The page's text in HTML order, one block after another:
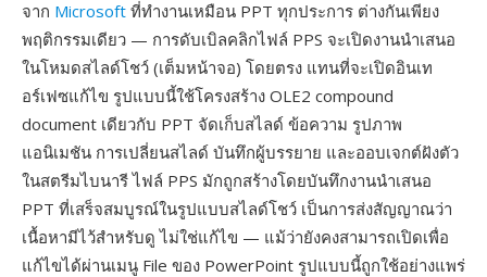
จาก Microsoft ที่ทำงานเหมือน PPT ทุกประการ ต่างกันเพียง
พฤติกรรมเดียว — การดับเบิลคลิกไฟล์ PPS จะเปิดงานนำเสนอ
ในโหมดสไลด์โชว์ (เต็มหน้าจอ) โดยตรง แทนที่จะเปิดอินเท
อร์เฟซแก้ไข รูปแบบนี้ใช้โครงสร้าง OLE2 compound
document เดียวกับ PPT จัดเก็บสไลด์ ข้อความ รูปภาพ
แอนิเมชัน การเปลี่ยนสไลด์ บันทึกผู้บรรยาย และออบเจกต์ฝังตัว
ในสตรีมไบนารี ไฟล์ PPS มักถูกสร้างโดยบันทึกงานนำเสนอ
PPT ที่เสร็จสมบูรณ์ในรูปแบบสไลด์โชว์ เป็นการส่งสัญญาณว่า
เนื้อหามีไว้สำหรับดู ไม่ใช่แก้ไข — แม้ว่ายังคงสามารถเปิดเพื่อ
แก้ไขได้ผ่านเมนู File ของ PowerPoint รูปแบบนี้ถูกใช้อย่างแพร่